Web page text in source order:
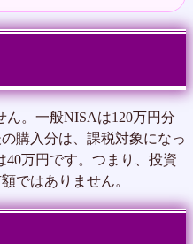
。一般NISAは120万円分
購入分は、課税対象になっ
万円です。つまり、投資
ではありません。